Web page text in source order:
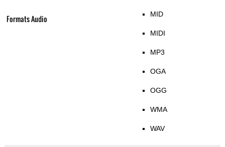
Formats Audio MID
MIDI
MP3
OGA
OGG
WMA
WAV